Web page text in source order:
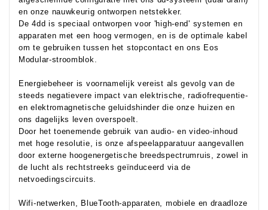
en onze nauwkeurig ontworpen netstekker.
De 4dd is speciaal ontworpen voor 'high-end' systemen en
apparaten met een hoog vermogen, en is de optimale kabel
om te gebruiken tussen het stopcontact en ons Eos
Modular-stroomblok.
Energiebeheer is voornamelijk vereist als gevolg van de
steeds negatievere impact van elektrische, radiofrequentie-
en elektromagnetische geluidshinder die onze huizen en
ons dagelijks leven overspoelt.
Door het toenemende gebruik van audio- en video-inhoud
met hoge resolutie, is onze afspeelapparatuur aangevallen
door externe hoogenergetische breedspectrumruis, zowel in
de lucht als rechtstreeks geïnduceerd via de
netvoedingscircuits.
Wifi-netwerken, BlueTooth-apparaten, mobiele en draadloze